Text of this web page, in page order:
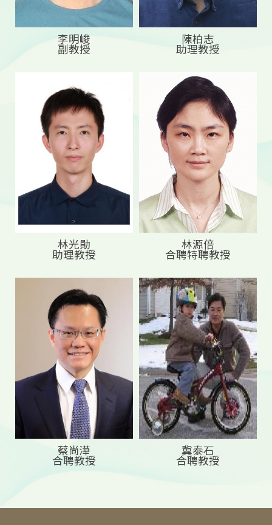
李明峻
副教授
陳柏志
助理教授
林光勛
助理教授
林源倍
合聘特聘教授
蔡尚澕
合聘教授
冀泰石
合聘教授